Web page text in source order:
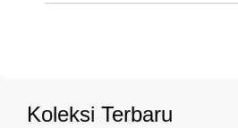
Koleksi Terbaru